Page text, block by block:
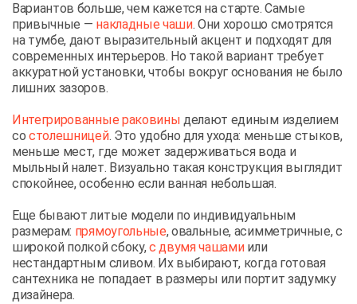
Вариантов больше, чем кажется на старте. Самые
привычные — накладные чаши. Они хорошо смотрятся
на тумбе, дают выразительный акцент и подходят для
современных интерьеров. Но такой вариант требует
аккуратной установки, чтобы вокруг основания не было
лишних зазоров.
Интегрированные раковины делают единым изделием
состолешницей. Это удобно для ухода: меньше стыков,
меньше мест, где может задерживаться вода и
мыльный налет. Визуально такая конструкция выглядит
спокойнее, особенно если ванная небольшая.
Еще бывают литые модели по индивидуальным
размерам: прямоугольные, овальные, асимметричные, с
широкой полкой сбоку,с двумя чашамиили
нестандартным сливом. Их выбирают, когда готовая
сантехника не попадает в размеры или портит задумку
дизайнера.